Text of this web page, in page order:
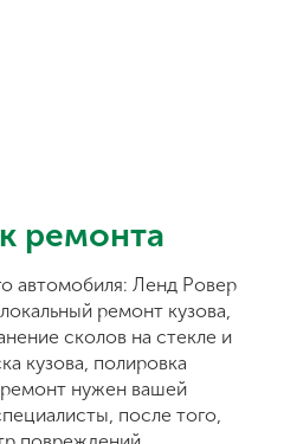
ремонта
автомобиля: Ленд Ровер
ремонт кузова,
сколов на стекле и
кузова, полировка
ремонт нужен вашей
после того,